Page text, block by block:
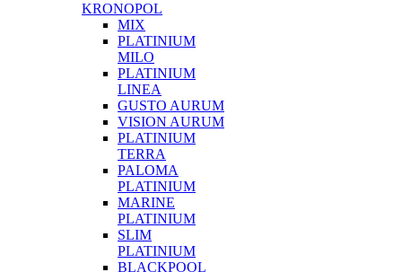
KRONOPOL
MIX
PLATINIUM
MILO
PLATINIUM
LINEA
GUSTO AURUM
VISION AURUM
PLATINIUM
TERRA
PALOMA
PLATINIUM
MARINE
PLATINIUM
SLIM
PLATINIUM
BLACKPOOL